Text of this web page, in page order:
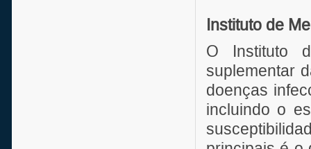
Instituto de
O Instituto
suplementar
doenças
incluindo o